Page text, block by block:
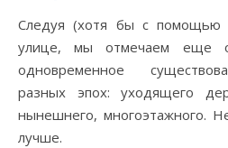
Следуя (хотя бы с помощью
улице, мы отмечаем еще
одновременное
разных эпох: уходящего
нынешнего, многоэтажного.
лучше.